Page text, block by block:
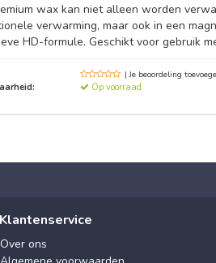
wax kan niet alleen worden
verwarming, maar ook in een
HD-formule. Geschikt voor gebruik
| Je beoordeling
Op voorraad
Klantenservice
Over ons